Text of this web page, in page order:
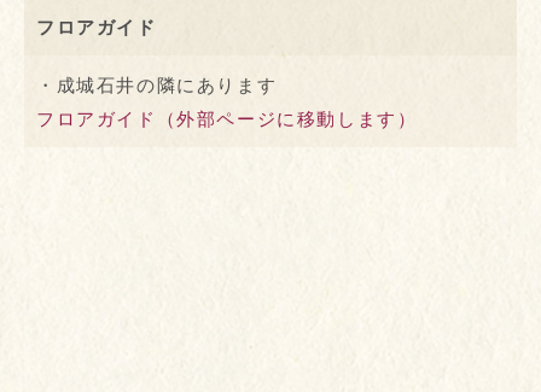
フロアガイド
・成城石井の隣にあります
フロアガイド（外部ページに移動します）